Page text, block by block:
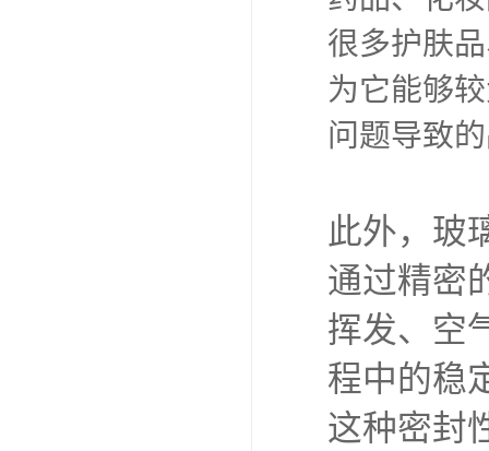
很多护肤
为它能够
问题导致
此外，玻
通过精密
挥发、空
程中的稳
这种密封